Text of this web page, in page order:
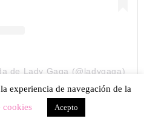
de Lady Gaga (@ladygaga)
se aleja de este tipo de
famosas como,Uma
experiencia de navegación de la
cookies Acepto